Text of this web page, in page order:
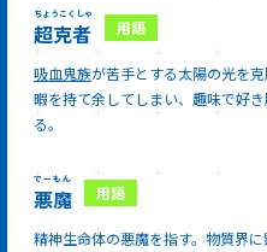
超克者
ちょうこくしゃ
吸血鬼族が苦手とする太陽の光を
暇を持て余してしまい、趣味で好
る。
悪魔
でーもん
精神生命体の悪魔を指す。物質界